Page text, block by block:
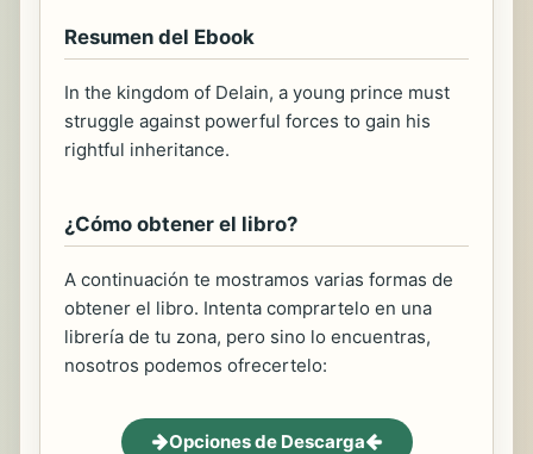
Resumen del Ebook
In the kingdom of Delain, a young prince must
struggle against powerful forces to gain his
rightful inheritance.
¿Cómo obtener el libro?
A continuación te mostramos varias formas de
obtener el libro. Intenta comprartelo en una
librería de tu zona, pero sino lo encuentras,
nosotros podemos ofrecertelo:
Opciones de Descarga